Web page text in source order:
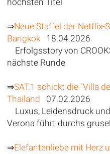
höchsten Titel
⇒Neue Staffel der Netflix-
Bangkok18.04.2026
Erfolgsstory von
nächste Runde
⇒SAT.1 schickt die ´Villa
Thailand 07.02.2026
Luxus, Leidensdruck
Verona führt durchs
⇒Elefantenliebe mit Herz